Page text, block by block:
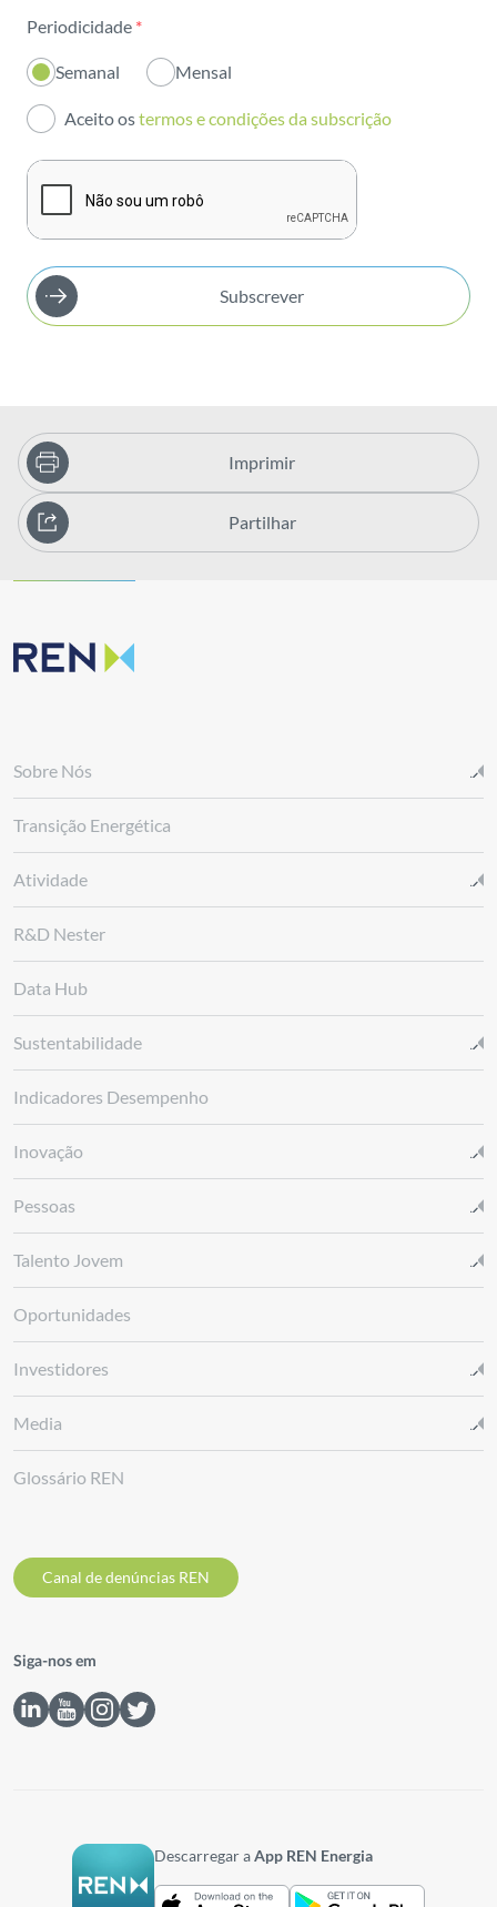
Inovação
Investidores
Publicações
Periodicidade *
Semanal Mensal
Aceito ostermos e condições da subscrição
Subscrever
Imprimir
Partilhar
Sobre Nós
Transição Energética
Atividade
R&D Nester
Data Hub
Sustentabilidade
Indicadores Desempenho
Inovação
Pessoas
Talento Jovem
Oportunidades
Investidores
Media
Glossário REN
Canal de denúncias REN
Siga-nos em
Descarregar aApp REN Energia